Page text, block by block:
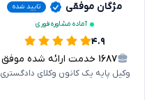
مژگان موفقی
تایید شده
آماده مشاوره فوری
۴.۹
۱۶۸۷ خدمت ارائه شده موفق
وکیل پایه یک کانون وکلای دادگستری